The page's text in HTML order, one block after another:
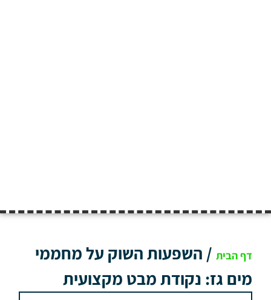
דף הבית / השפעות השוק על מחממי
מים גז: נקודת מבט מקצועית